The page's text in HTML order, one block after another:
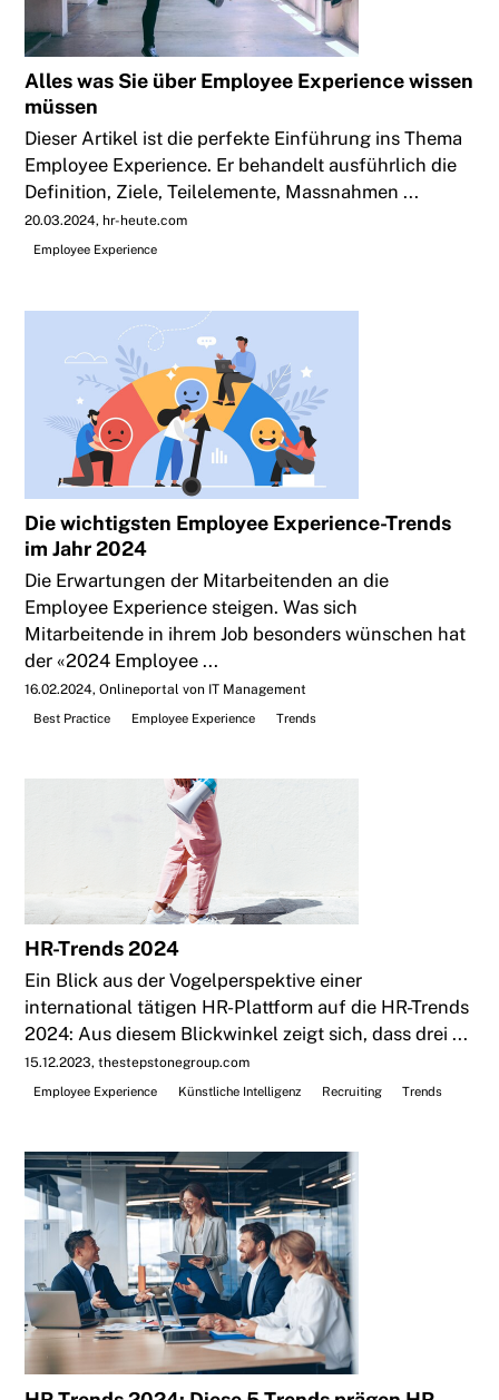
Alles was Sie über Employee Experience wissen
müssen
Dieser Artikel ist die perfekte Einführung ins Thema
Employee Experience. Er behandelt ausführlich die
Definition, Ziele, Teilelemente, Massnahmen ...
20.03.2024 hr-heute.com
Employee Experience
Die wichtigsten Employee Experience-Trends
im Jahr 2024
Die Erwartungen der Mitarbeitenden an die
Employee Experience steigen. Was sich
Mitarbeitende in ihrem Job besonders wünschen hat
der «2024 Employee ...
16.02.2024 Onlineportal von IT Management
Best Practice
Employee Experience Trends
HR-Trends 2024
Ein Blick aus der Vogelperspektive einer
international tätigen HR-Plattform auf die HR-Trends
2024: Aus diesem Blickwinkel zeigt sich, dass drei ...
15.12.2023 thestepstonegroup.com
Employee Experience
Künstliche Intelligenz Recruiting Trends